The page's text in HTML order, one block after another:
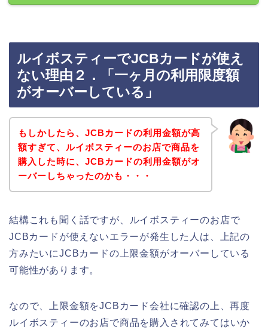
ルイボスティーでJCBカードが使え
ない理由２．「一ヶ月の利用限度額
がオーバーしている」
もしかしたら、JCBカードの利用金額が高
額すぎて、ルイボスティーのお店で商品を
購入した時に、JCBカードの利用金額がオ
ーバーしちゃったのかも・・・
結構これも聞く話ですが、ルイボスティーのお店で
JCBカードが使えないエラーが発生した人は、上記の
方みたいにJCBカードの上限金額がオーバーしている
可能性があります。
なので、上限金額をJCBカード会社に確認の上、再度
ルイボスティーのお店で商品を購入されてみてはいか